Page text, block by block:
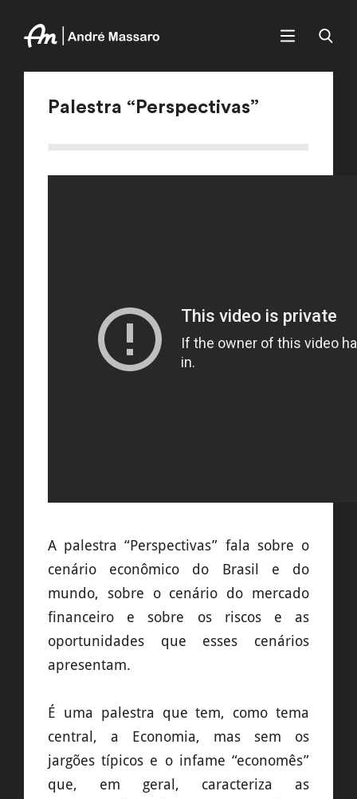
Palestra “Perspectivas”
A palestra “Perspectivas” fala sobre o
cenário econômico do Brasil e do
mundo, sobre o cenário do mercado
financeiro e sobre os riscos e as
oportunidades que esses cenários
apresentam.
É uma palestra que tem, como tema
central, a Economia, mas sem os
jargões típicos e o infame “economês”
que, em geral, caracteriza as